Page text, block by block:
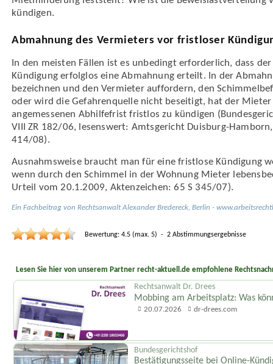
kündigen.
Abmahnung des Vermieters vor fristloser
In den meisten Fällen ist es unbedingt erforderlich, dass
Kündigung erfolglos eine Abmahnung erteilt. In der
bezeichnen und den Vermieter auffordern, den
oder wird die Gefahren­quelle nicht beseitigt, hat der
angemessenen Abhilfe­frist fristlos zu kündigen
VIII ZR 182/06, lesenswert: Amtsgericht Duisburg-
414/08).
Aus­nahmsweise braucht man für eine fristlose Kündigung
wenn durch den Schimmel in der Wohnung Mieter
Urteil vom 20.1.2009, Akten­zeichen: 65 S 345/07).
Ein Fachbeitrag vonRechtsanwalt Alexander Bredereck,Berlin -
Bewertung:4.5 (max.5)-2 Abstimmungsergebnisse
Lesen Sie hier von unserem Partner recht-aktuell.de empfohlene
Rechtsanwalt Dr. Drees
Mobbing am Arbeitsplatz: Was
20.07.2026 dr-drees.com
Bundesgerichtshof
Bestätigungsseite bei Online-